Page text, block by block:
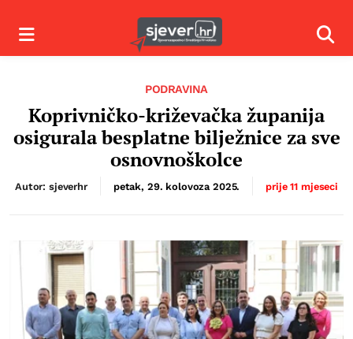
Izbornik
PODRAVINA
Koprivničko-križevačka županija
osigurala besplatne bilježnice za sve
osnovnoškolce
Autor: sjeverhr petak, 29. kolovoza 2025. prije 11 mjeseci